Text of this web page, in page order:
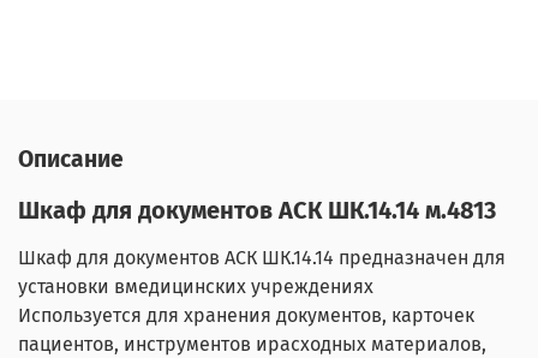
Описание
Шкаф для документов АСК ШК.14.14 м.4813
Шкаф для документов АСК ШК.14.14 предназначен для
установки вмедицинских учреждениях
Используется для хранения документов, карточек
пациентов, инструментов ирасходных материалов,